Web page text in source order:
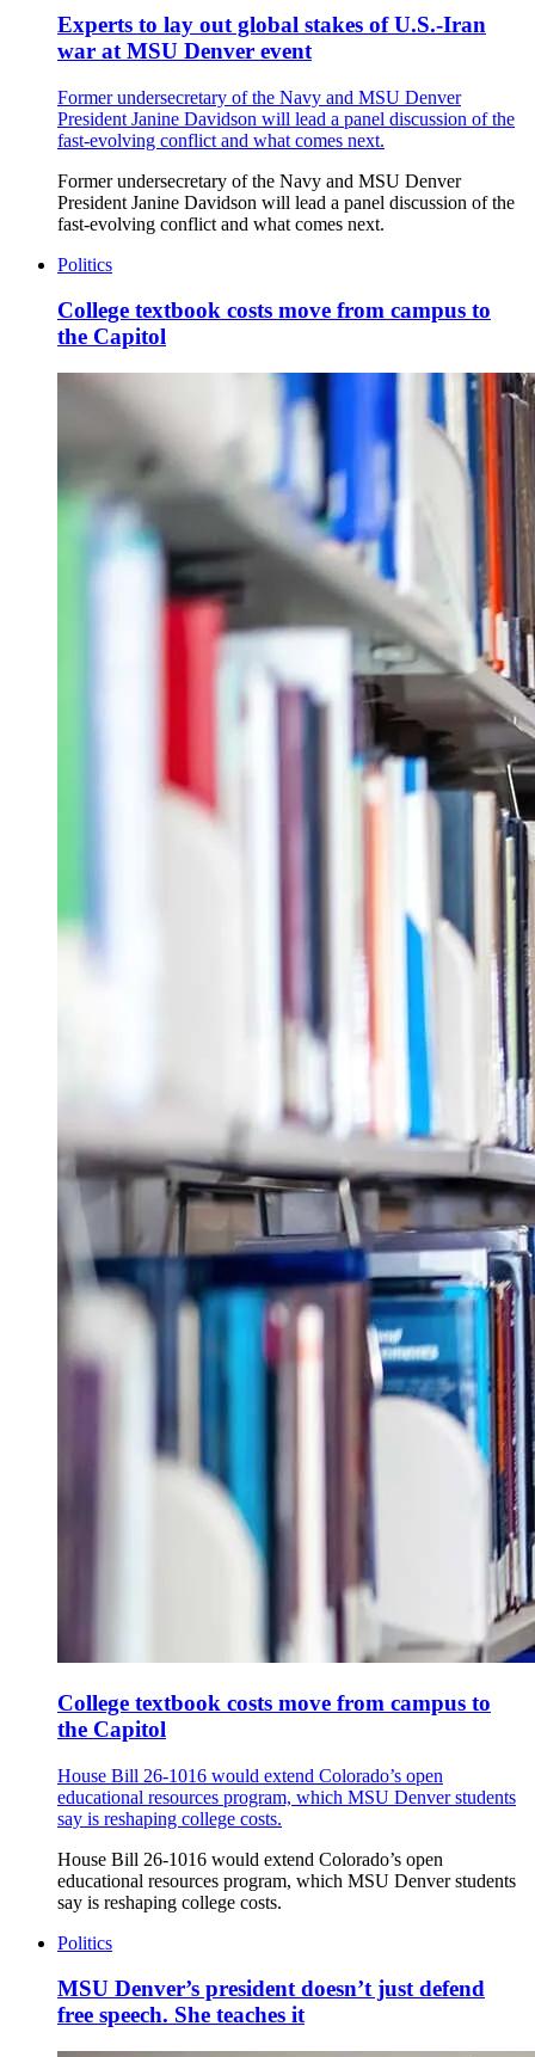
Experts to lay out global stakes of U.S.-Iran
war at MSU Denver event
Former undersecretary of the Navy and MSU Denver
President Janine Davidson will lead a panel discussion of the
fast-evolving conflict and what comes next.
Former undersecretary of the Navy and MSU Denver
President Janine Davidson will lead a panel discussion of the
fast-evolving conflict and what comes next.
Politics
College textbook costs move from campus to
the Capitol
College textbook costs move from campus to
the Capitol
House Bill 26-1016 would extend Colorado’s open
educational resources program, which MSU Denver students
say is reshaping college costs.
House Bill 26-1016 would extend Colorado’s open
educational resources program, which MSU Denver students
say is reshaping college costs.
Politics
MSU Denver’s president doesn’t just defend
free speech. She teaches it